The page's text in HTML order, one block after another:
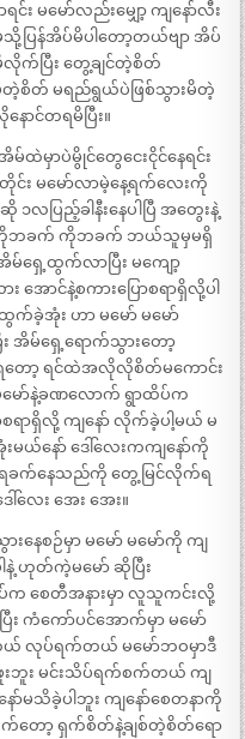
း မမော်လည်းမျှော့ ကျနော်လီး
သို့ပြန်အိပ်မိပါတော့တယ်ဗျာ အိပ်
က်ပြီး တွေ့ချင်တဲ့စိတ်
စိတ် မရည်ရွယ်ပဲဖြစ်သွားမိတဲ့
ောင်တရမိပြီး။
ထဲမှာပဲမွိုင်တွေငေးငိုင်နေရင်း
း မမော်လာမဲ့နေ့ရက်လေးကို
၁လပြည့်ခါနီးနေပါပြီ အတွေးနဲ့
ာ့ ကိုဘခက် ကိုဘခက် ဘယ်သူမှမရှိ
အိမ်ရှေ့ထွက်လာပြီး မကျော့
အောင်နဲ့စကားပြောစရာရှိလို့ပါ
ခဲ့အုံး ဟာ မမော် မမော်
ြီး အိမ်ရှေ့ရောက်သွားတော့
တော့ ရင်ထဲအလိုလိုစိတ်မကောင်း
ြီ မမော်နဲ့ခဏလောက် ရွာထိပ်က
ရာရှိလို့ ကျနော် လိုက်ခဲ့ပါ့မယ် မ
မယ်နော် ဒေါ်လေးကကျနော်ကို
ခက်နေသည်ကို တွေ့မြင်လိုက်ရ
လေး အေး အေး။
ေစဉ်မှာ မမော် မမော်ကို ကျ
ါနဲ့ ဟုတ်ကဲ့မမော် ဆိုပြီး
က စေတီအနားမှာ လူသူကင်းလို့
ကံကော်ပင်အောက်မှာ မမော်
တယ် လုပ်ရက်တယ် မမော်ဘဝမှာဒီ
းဘူး မင်းသိပ်ရက်စက်တယ် ကျ
ာ်မသိခဲ့ပါဘူး ကျနော်စေတနာကို
က်တော့ ရှက်စိတ်နဲ့ချစ်တဲ့စိတ်ရော